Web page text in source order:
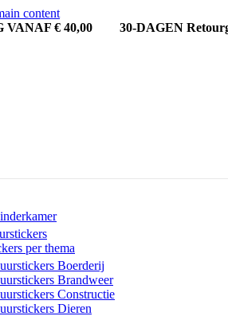
content
VANAF € 40,00
30-DAGEN
per thema
Boerderij
Brandweer
Constructie
Dieren